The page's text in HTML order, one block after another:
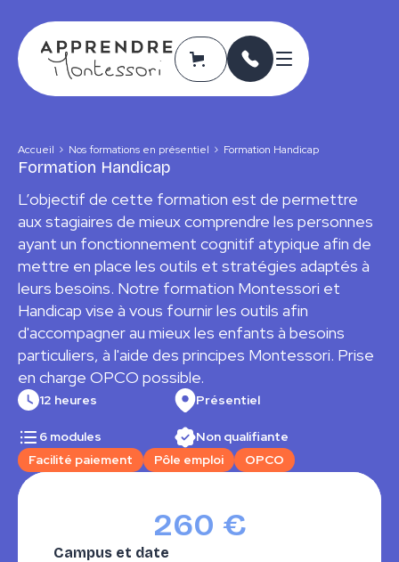
Accueil Nos formations en présentiel Formation Handicap
Formation Handicap
L’objectif de cette formation est de permettre
aux stagiaires de mieux comprendre les personnes
ayant un fonctionnement cognitif atypique afin de
mettre en place les outils et stratégies adaptés à
leurs besoins. Notre formation Montessori et
Handicap vise à vous fournir les outils afin
d'accompagner au mieux les enfants à besoins
particuliers, à l'aide des principes Montessori. Prise
en charge OPCO possible.
12 heures Présentiel
6 modules
Non qualifiante
Facilité paiement
Pôle emploi OPCO
260 €
Campus et date